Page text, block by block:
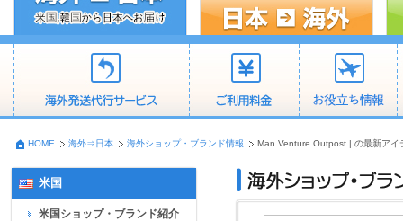
HOME 海外⇒日本 海外ショップ・ブランド情報 Man Venture Outpost | の最新アイ
米国
米国ショップ・ブランド紹介